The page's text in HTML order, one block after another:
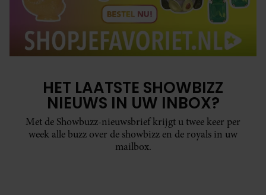
HET LAATSTE SHOWBIZZ
NIEUWS IN UW INBOX?
Met de Showbuzz-nieuwsbrief krijgt u twee keer per
week alle buzz over de showbizz en de royals in uw
mailbox.